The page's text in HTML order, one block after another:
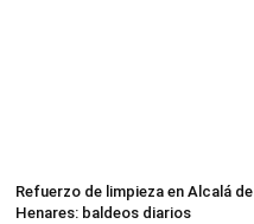
Refuerzo de limpieza en Alcalá de
Henares: baldeos diarios